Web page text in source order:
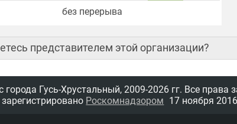
без перерыва
представителем этой организации?
Гусь-Хрустальный, 2009-2026 гг. Все права
Роскомнадзором 17 ноября